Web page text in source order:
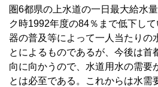
圏6都県の上水道の一日最大給水
ク時1992年度の84％まで低下し
器の普及等によって一人当たりの
とによるものであるが、今後は首
向に向かうので、水道用水の需要
とは必至である。これからは水需